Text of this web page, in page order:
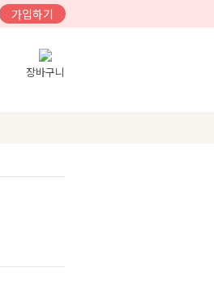
가입하기
장바구니